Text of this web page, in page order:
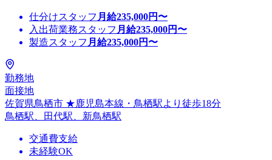
仕分けスタッフ 月給235,000円〜
入出荷業務スタッフ 月給235,000円〜
製造スタッフ 月給235,000円〜
勤務地
面接地
佐賀県鳥栖市 ★鹿児島本線・鳥栖駅より徒歩18分
鳥栖駅、田代駅、新鳥栖駅
交通費支給
未経験OK